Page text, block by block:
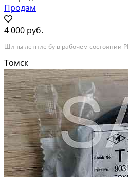
Продам
4 000 руб.
Шины летние бу в рабочем состоянии
Томск